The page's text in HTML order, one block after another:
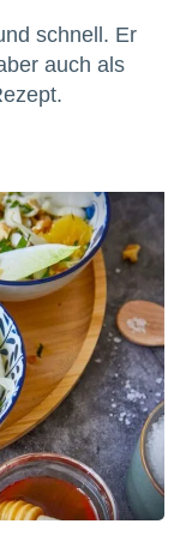
schnell. Er
auch als